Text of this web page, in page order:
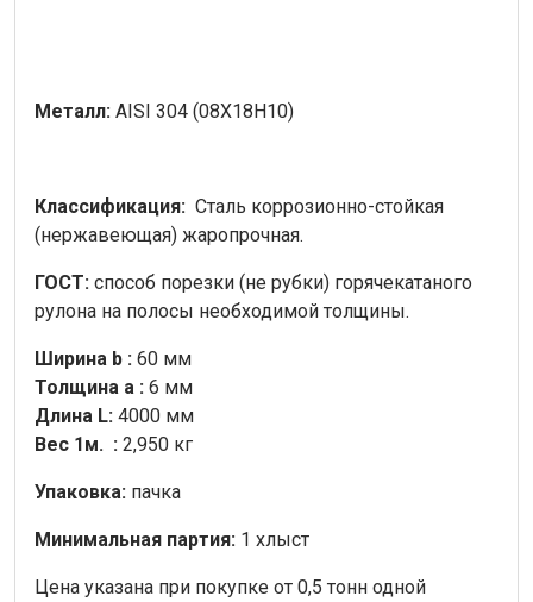
Металл: AISI 304 (08Х18Н10)
Классификация: Сталь коррозионно-стойкая
(нержавеющая) жаропрочная.
ГОСТ: способ порезки (не рубки) горячекатаного
рулона на полосы необходимой толщины.
Ширина b : 60 мм
Толщина a : 6 мм
Длина L: 4000 мм
Вес 1м. : 2,950 кг
Упаковка: пачка
Минимальная партия: 1 хлыст
Цена указана при покупке от 0,5 тонн одной